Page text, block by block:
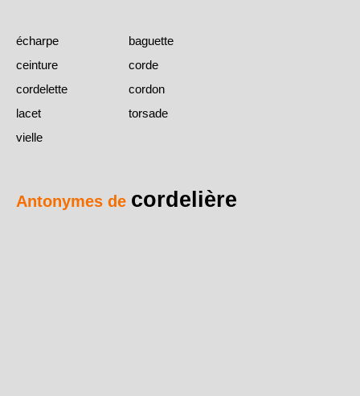
écharpe
baguette
ceinture
corde
cordelette
cordon
lacet
torsade
vielle
Antonymes de cordelière